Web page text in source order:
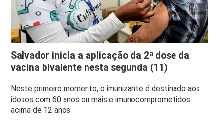
Salvador inicia a aplicação da 2ª dose da
vacina bivalente nesta segunda (11)
Neste primeiro momento, o imunizante é destinado aos
idosos com 60 anos ou mais e imunocomprometidos
acima de 12 anos